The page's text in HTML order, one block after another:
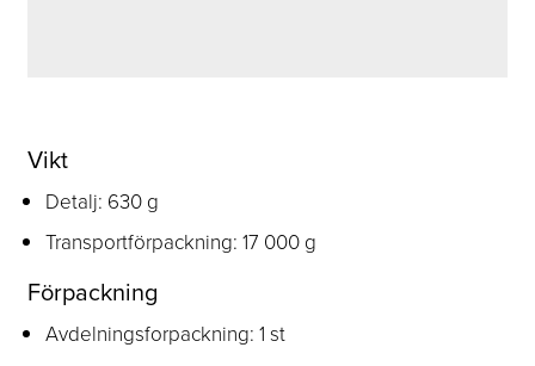
Vikt
Detalj: 630 g
Transportförpackning: 17 000 g
Förpackning
Avdelningsforpackning: 1 st